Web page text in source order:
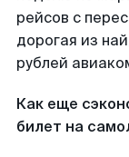
рейсов с
дорогая из
рублей
Как еще
билет на